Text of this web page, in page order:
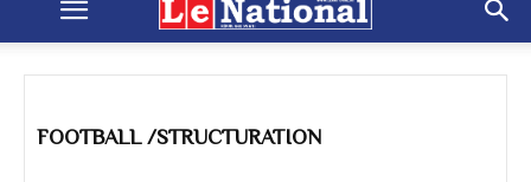
FOOTBALL /STRUCTURATION